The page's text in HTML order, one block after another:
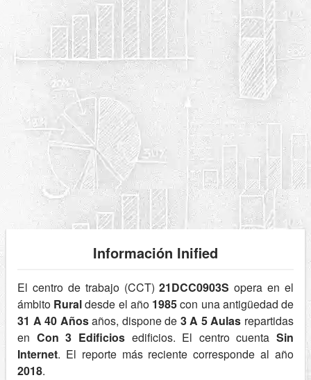
Información Inified
El centro de trabajo (CCT)21DCC0903S opera en el
ámbito Ruraldesde el año 1985con una antigüedad de
31 A 40 Añosaños, dispone de 3 A 5 Aulas repartidas
en Con 3 Edificiosedificios. El centro cuenta Sin
Internet. El reporte más reciente corresponde al año
2018.